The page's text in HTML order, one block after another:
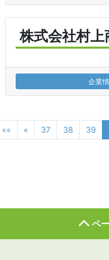
株式会社村上
企業
«« « 37 38 39
ペ